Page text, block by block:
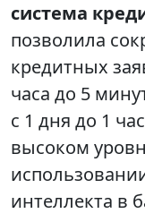
система
позволила
кредитных
часа до 5
с 1 дня до 1
высоком
интеллекта в